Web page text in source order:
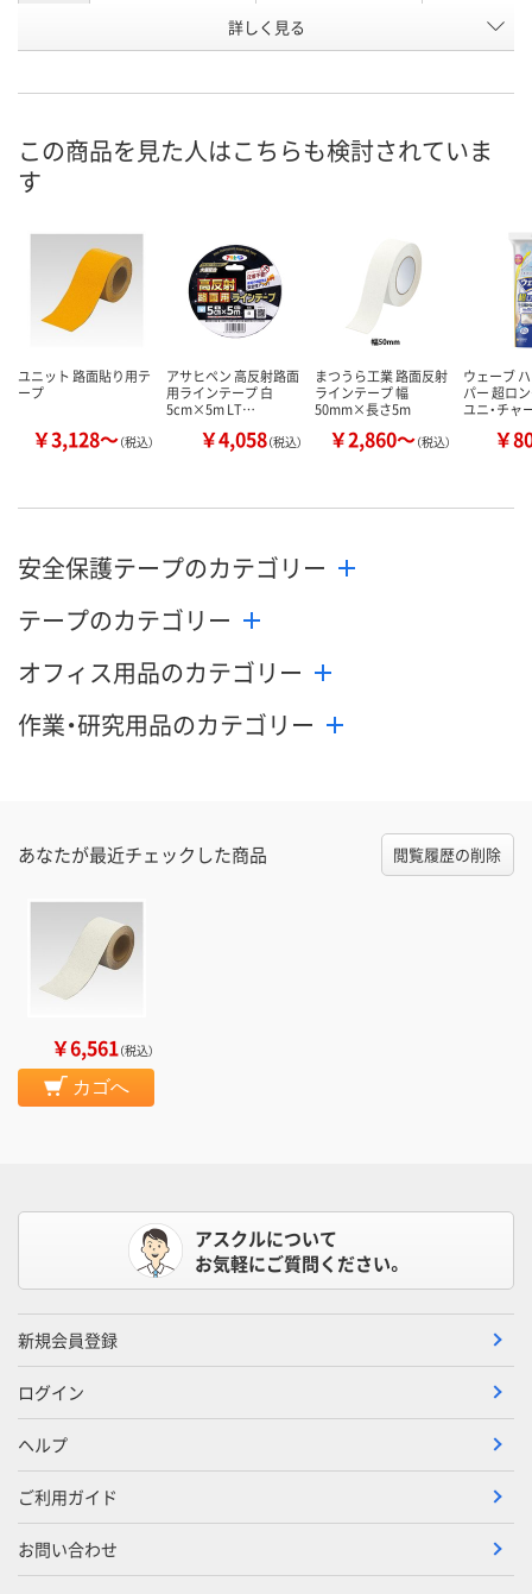
5m
サイズ
お申込番
号
K855635 K855634 K855637
8月25日（火）まで 8月25日（火）まで 8月25日（火）
カゴへ
数量
カゴへ カ
詳しく見る
この商品を見た人はこちらも検討されていま
す
ユニット 路面貼り用テ
ープ
￥3,128～（税込）
アサヒペン 高反射路面
用ラインテープ 白
5cm×5m LT…
￥4,058（税込）
まつうら工業 路面反射
ラインテープ 幅
50mm×長さ5m
￥2,860～（税込）
ウェーブ
パー 超ロ
ユニ・チャ
￥
安全保護テープのカテゴリー
テープのカテゴリー
オフィス用品のカテゴリー
作業・研究用品のカテゴリー
あなたが最近チェックした商品 閲覧履歴の削除
￥6,561（税込）
カゴへ
アスクルについて
お気軽にご質問ください。
新規会員登録
ログイン
ヘルプ
ご利用ガイド
お問い合わせ